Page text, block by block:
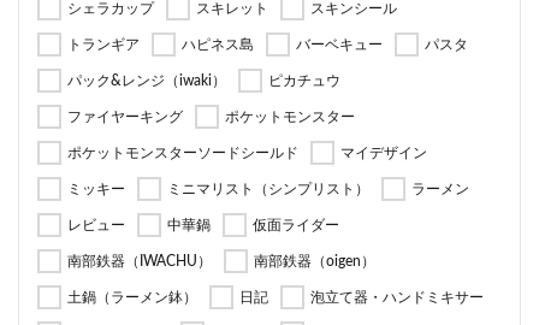
シェラカップ スキレット スキンシール
トランギア ハピネス島 バーベキュー パスタ
パック&レンジ（iwaki） ピカチュウ
ファイヤーキング ポケットモンスター
ポケットモンスターソードシールド マイデザイン
ミッキー ミニマリスト（シンプリスト） ラーメン
レビュー 中華鍋 仮面ライダー
南部鉄器（IWACHU） 南部鉄器（oigen）
土鍋（ラーメン鉢） 日記 泡立て器・ハンドミキサー